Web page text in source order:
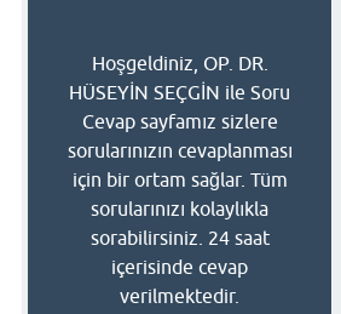
Hoşgeldiniz, OP. DR.
HÜSEYİN SEÇGİN ile Soru
Cevap sayfamız sizlere
sorularınızın cevaplanması
için bir ortam sağlar. Tüm
sorularınızı kolaylıkla
sorabilirsiniz. 24 saat
içerisinde cevap
verilmektedir.